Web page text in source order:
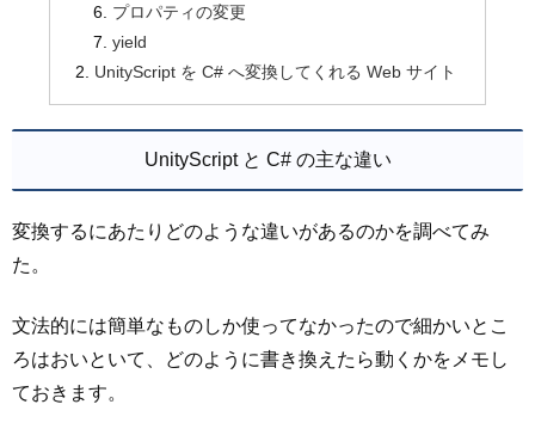
プロパティの変更
yield
UnityScript を C# へ変換してくれる Web サイト
UnityScript と C# の主な違い
変換するにあたりどのような違いがあるのかを調べてみ
た。
文法的には簡単なものしか使ってなかったので細かいとこ
ろはおいといて、どのように書き換えたら動くかをメモし
ておきます。